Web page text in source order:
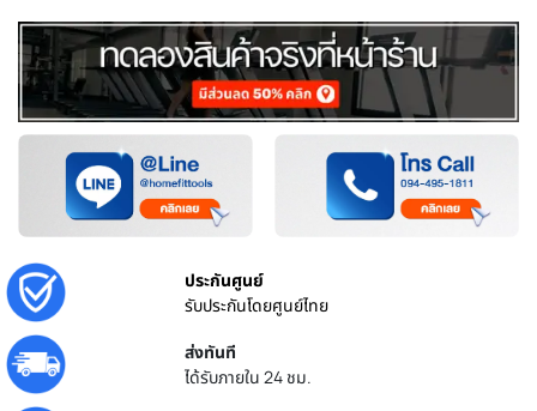
ประกันศูนย์
รับประกันโดยศูนย์ไทย
ส่งทันที
ได้รับภายใน 24 ชม.